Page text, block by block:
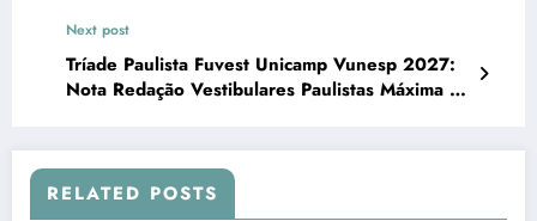
Next post
Tríade Paulista Fuvest Unicamp Vunesp 2027:
Nota Redação Vestibulares Paulistas Máxima /
RELATED POSTS